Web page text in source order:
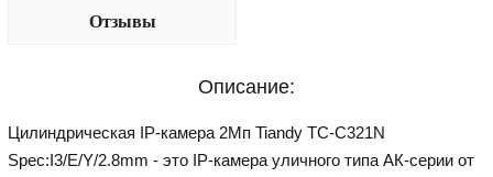
Отзывы
Описание:
Цилиндрическая IP-камера 2Мп Tiandy TC-C321N
Spec:I3/E/Y/2.8mm - это IP-камера уличного типа АК-серии от